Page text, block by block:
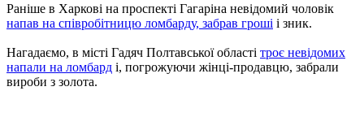
Раніше в Харкові на проспекті Гагаріна невідомий чоловік
напав на співробітницю ломбарду, забрав гроші і зник.
Нагадаємо, в місті Гадяч Полтавської області троє невідомих
напали на ломбард і, погрожуючи жінці-продавцю, забрали
вироби з золота.